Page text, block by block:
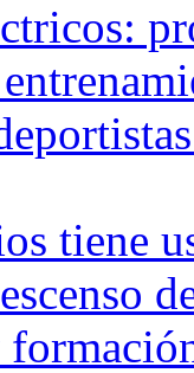
tiene